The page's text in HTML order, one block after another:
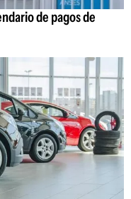
de pagos de